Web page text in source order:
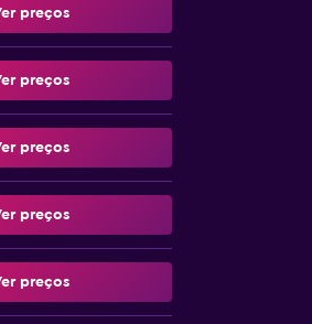
preços
preços
preços
preços
preços